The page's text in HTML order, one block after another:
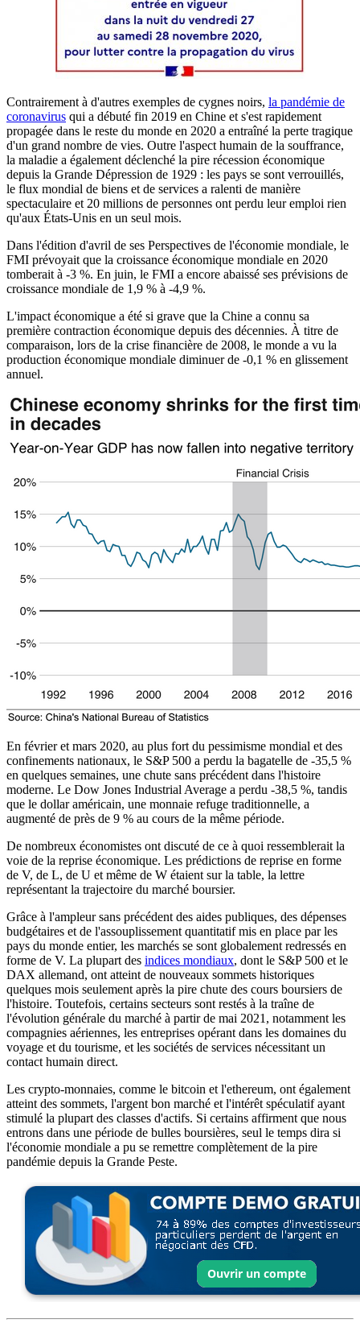
Contrairement à d'autres exemples de cygnes noirs, la pandémie de
coronavirus qui a débuté fin 2019 en Chine et s'est rapidement
propagée dans le reste du monde en 2020 a entraîné la perte tragique
d'un grand nombre de vies. Outre l'aspect humain de la souffrance,
la maladie a également déclenché la pire récession économique
depuis la Grande Dépression de 1929 : les pays se sont verrouillés,
le flux mondial de biens et de services a ralenti de manière
spectaculaire et 20 millions de personnes ont perdu leur emploi rien
qu'aux États-Unis en un seul mois.
Dans l'édition d'avril de ses Perspectives de l'économie mondiale, le
FMI prévoyait que la croissance économique mondiale en 2020
tomberait à -3 %. En juin, le FMI a encore abaissé ses prévisions de
croissance mondiale de 1,9 % à -4,9 %.
L'impact économique a été si grave que la Chine a connu sa
première contraction économique depuis des décennies. À titre de
comparaison, lors de la crise financière de 2008, le monde a vu la
production économique mondiale diminuer de -0,1 % en glissement
annuel.
En février et mars 2020, au plus fort du pessimisme mondial et des
confinements nationaux, le S&P 500 a perdu la bagatelle de -35,5 %
en quelques semaines, une chute sans précédent dans l'histoire
moderne. Le Dow Jones Industrial Average a perdu -38,5 %, tandis
que le dollar américain, une monnaie refuge traditionnelle, a
augmenté de près de 9 % au cours de la même période.
De nombreux économistes ont discuté de ce à quoi ressemblerait la
voie de la reprise économique. Les prédictions de reprise en forme
de V, de L, de U et même de W étaient sur la table, la lettre
représentant la trajectoire du marché boursier.
Grâce à l'ampleur sans précédent des aides publiques, des dépenses
budgétaires et de l'assouplissement quantitatif mis en place par les
pays du monde entier, les marchés se sont globalement redressés en
forme de V. La plupart des indices mondiaux, dont le S&P 500 et le
DAX allemand, ont atteint de nouveaux sommets historiques
quelques mois seulement après la pire chute des cours boursiers de
l'histoire. Toutefois, certains secteurs sont restés à la traîne de
l'évolution générale du marché à partir de mai 2021, notamment les
compagnies aériennes, les entreprises opérant dans les domaines du
voyage et du tourisme, et les sociétés de services nécessitant un
contact humain direct.
Les crypto-monnaies, comme le bitcoin et l'ethereum, ont également
atteint des sommets, l'argent bon marché et l'intérêt spéculatif ayant
stimulé la plupart des classes d'actifs. Si certains affirment que nous
entrons dans une période de bulles boursières, seul le temps dira si
l'économie mondiale a pu se remettre complètement de la pire
pandémie depuis la Grande Peste.